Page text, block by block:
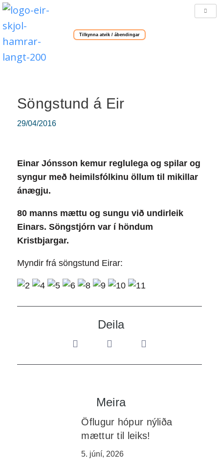
Tilkynna atvik / ábendingar
Söngstund á Eir
29/04/2016
Einar Jónsson kemur reglulega og spilar og
syngur með heimilsfólkinu öllum til mikillar
ánægju.
80 manns mættu og sungu við undirleik
Einars. Söngstjórn var í höndum
Kristbjargar.
Myndir frá söngstund Eirar:
Deila
Meira
Öflugur hópur nýliða
mættur til leiks!
5. júní, 2026